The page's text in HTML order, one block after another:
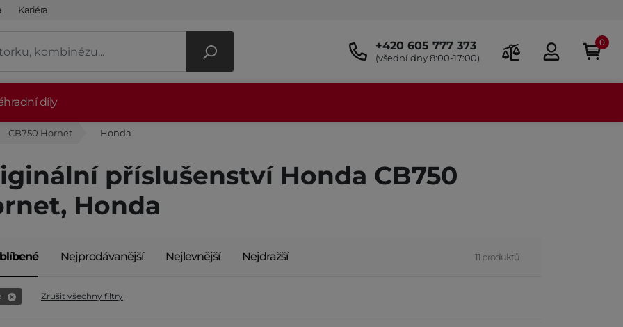
Kariéra
+420 605 777 373
(všední dny 8:00-17:00)
0
díly
CB750 Hornet Honda
příslušenství Honda CB750
Honda
Nejprodávanější Nejlevnější Nejdražší 11 produktů
Zrušit všechny filtry